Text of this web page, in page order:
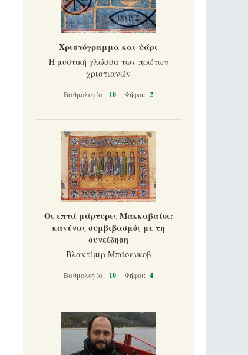
Χριστόγραμμα και ψάρι
Η μυστική γλώσσα των πρώτων
χριστιανών
Βαθμολογία: 10 Ψήφοι: 2
Οι επτά μάρτυρες Μακκαβαίοι:
κανένας συμβιβασμός με τη
συνείδηση
Βλαντίμιρ Μπάσενκοβ
Βαθμολογία: 10 Ψήφοι: 4